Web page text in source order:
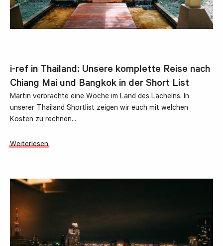
i-ref in Thailand: Unsere komplette Reise nach
Chiang Mai und Bangkok in der Short List
Martin verbrachte eine Woche im Land des Lächelns. In
unserer Thailand Shortlist zeigen wir euch mit welchen
Kosten zu rechnen…
Weiterlesen